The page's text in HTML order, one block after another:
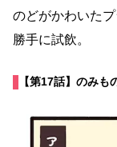
のどがかわいた
勝手に試飲。
【第17話】のみも